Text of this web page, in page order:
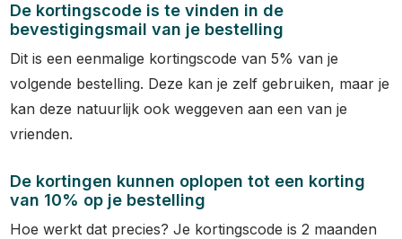
De kortingscode is te vinden in de
bevestigingsmail van je bestelling
Dit is een eenmalige kortingscode van 5% van je
volgende bestelling. Deze kan je zelf gebruiken, maar je
kan deze natuurlijk ook weggeven aan een van je
vrienden.
De kortingen kunnen oplopen tot een korting
van 10% op je bestelling
Hoe werkt dat precies? Je kortingscode is 2 maanden